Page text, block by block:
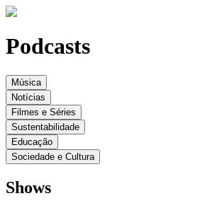
Podcasts
Música
Notícias
Filmes e Séries
Sustentabilidade
Educação
Sociedade e Cultura
Shows